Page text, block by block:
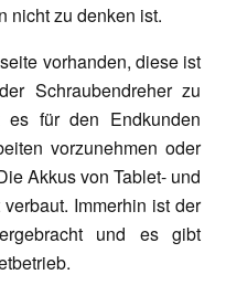
nicht zu denken ist.
vorhanden, diese ist
Schraubendreher zu
es für den Endkunden
vorzunehmen oder
Akkus von Tablet- und
Immerhin ist der
und es gibt